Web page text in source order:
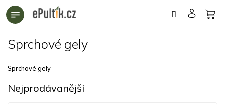
Přejít
na
Sprchové gely
Sprchové gely
Nejprodávanější